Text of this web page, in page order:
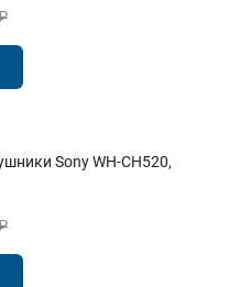
Sony WH-CH520,